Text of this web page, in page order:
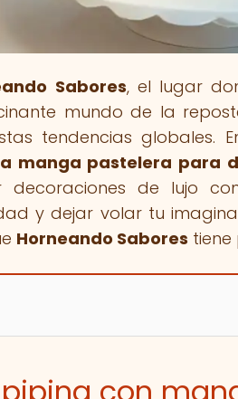
Sabores, el lugar
mundo de la
tendencias globales.
manga pastelera para
decoraciones de lujo
y dejar volar tu
Horneando Sabores